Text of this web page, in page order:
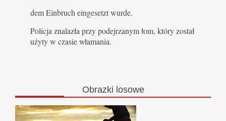
dem Einbruch eingesetzt wurde.
Policja znalazła przy podejrzanym łom, który został
użyty w czasie włamania.
Obrazki losowe